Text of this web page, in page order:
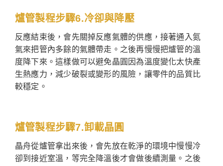
爐管製程步驟6.冷卻與降壓
反應結束後，會先關掉反應氣體的供應，接著通入氮
氣來把管內多餘的氣體帶走。之後再慢慢把爐管的溫
度降下來。這樣做可以避免晶圓因為溫度變化太快產
生熱應力，減少破裂或變形的風險，讓零件的品質比
較穩定。
爐管製程步驟7.卸載晶圓
晶舟從爐管拿出來後，會先放在乾淨的環境中慢慢冷
卻到接近室溫，等完全降溫後才會做後續測量。之後